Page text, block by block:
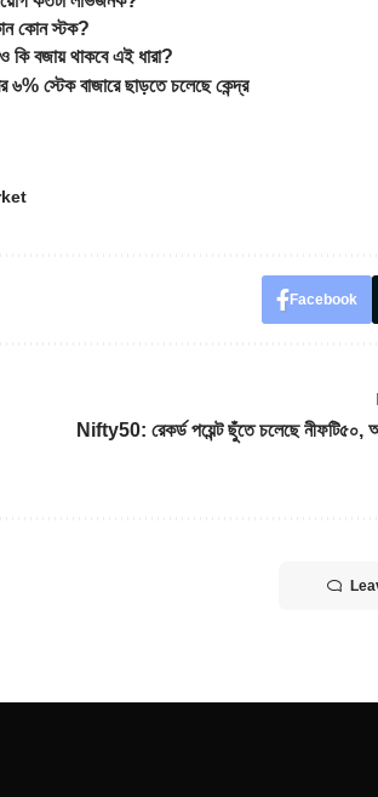
কোন স্টক?
বজায় থাকবে এই ধারা?
স্টেক বাজারে ছাড়তে চলেছে কেন্দ্র
Facebook
Nifty50: রেকর্ড পয়েন্ট ছুঁতে চলেছে নীফটি৫০,